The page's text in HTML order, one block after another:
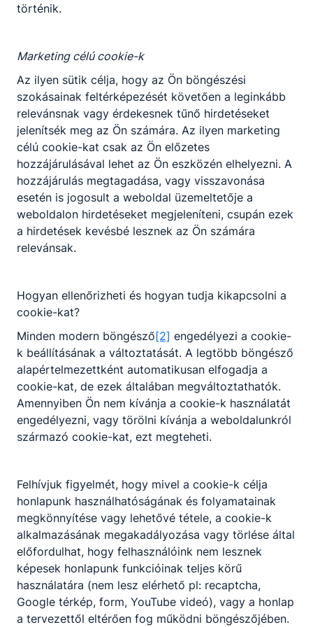
történik.
Marketing célú cookie-k
Az ilyen sütik célja, hogy az Ön böngészési
szokásainak feltérképezését követően a leginkább
relevánsnak vagy érdekesnek tűnő hirdetéseket
jelenítsék meg az Ön számára. Az ilyen marketing
célú cookie-kat csak az Ön előzetes
hozzájárulásával lehet az Ön eszközén elhelyezni. A
hozzájárulás megtagadása, vagy visszavonása
esetén is jogosult a weboldal üzemeltetője a
weboldalon hirdetéseket megjeleníteni, csupán ezek
a hirdetések kevésbé lesznek az Ön számára
relevánsak.
Hogyan ellenőrizheti és hogyan tudja kikapcsolni a
cookie-kat?
Minden modern böngésző[2] engedélyezi a cookie-
k beállításának a változtatását. A legtöbb böngésző
alapértelmezettként automatikusan elfogadja a
cookie-kat, de ezek általában megváltoztathatók.
Amennyiben Ön nem kívánja a cookie-k használatát
engedélyezni, vagy törölni kívánja a weboldalunkról
származó cookie-kat, ezt megteheti.
Felhívjuk figyelmét, hogy mivel a cookie-k célja
honlapunk használhatóságának és folyamatainak
megkönnyítése vagy lehetővé tétele, a cookie-k
alkalmazásának megakadályozása vagy törlése által
előfordulhat, hogy felhasználóink nem lesznek
képesek honlapunk funkcióinak teljes körű
használatára (nem lesz elérhető pl: recaptcha,
Google térkép, form, YouTube videó), vagy a honlap
a tervezettől eltérően fog működni böngészőjében.